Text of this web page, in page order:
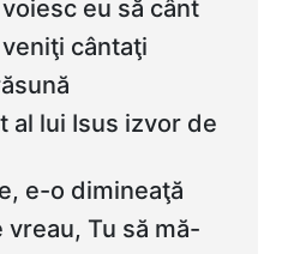
eu să cânt
cântaţi
al lui Isus izvor de
e-o dimineaţă
vreau, Tu să mă-